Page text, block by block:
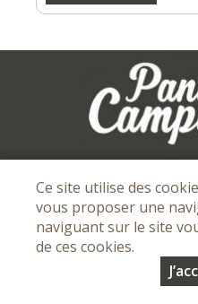
Mentions légales
Protection des
© Copyright 2026 - Panier
réservés -
Ce site utilise des
vous proposer une
naviguant sur le site
de ces cookies.